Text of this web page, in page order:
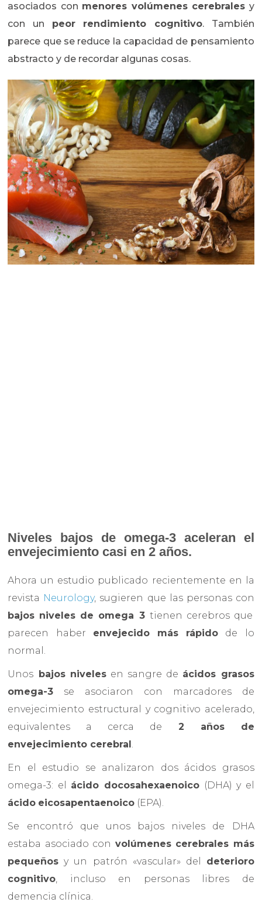
asociados con menores volúmenes cerebrales y
con un peor rendimiento cognitivo. También
parece que se reduce la capacidad de pensamiento
abstracto y de recordar algunas cosas.
Niveles bajos de omega-3 aceleran el
envejecimiento casi en 2 años.
Ahora un estudio publicado recientemente en la
revista Neurology, sugieren que las personas con
bajos niveles de omega 3 tienen cerebros que
parecen haber envejecido más rápido de lo
normal.
Unos bajos nivelesen sangre de ácidos grasos
omega-3 se asociaron con marcadores de
envejecimiento estructural y cognitivo acelerado,
equivalentes a cerca de 2 años de
envejecimiento cerebral .
En el estudio se analizaron dos ácidos grasos
omega-3: el ácido docosahexaenoico (DHA) y el
ácido eicosapentaenoico (EPA).
Se encontró que unos bajos niveles de DHA
estaba asociado con volúmenes cerebrales más
pequeños y un patrón «vascular» del deterioro
cognitivo, incluso en personas libres de
demencia clínica.